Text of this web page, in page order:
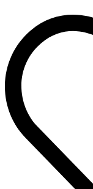
Омск
Павлодар
Ростов
Ростов-на-Дону
Узбекистан
Ульяновск
Ярославль